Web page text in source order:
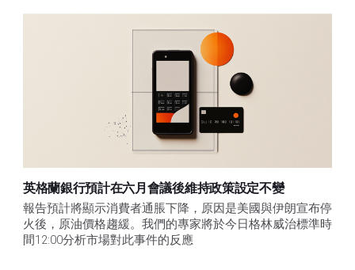
英格蘭銀行預計在六月會議後維持政策設定不變
報告預計將顯示消費者通脹下降，原因是美國與伊朗宣布停
火後，原油價格趨緩。我們的專家將於今日格林威治標準時
間12:00分析市場對此事件的反應